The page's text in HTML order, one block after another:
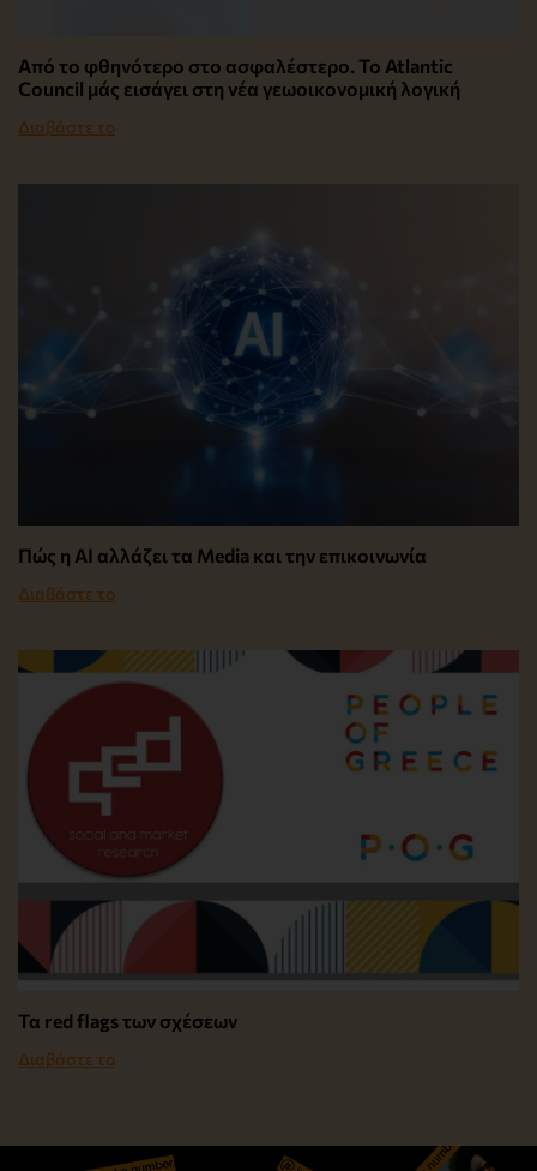
Από το φθηνότερο στο ασφαλέστερο. Το Atlantic
Council μάς εισάγει στη νέα γεωοικονομική λογική
Διαβάστε το
Πώς η AI αλλάζει τα Media και την επικοινωνία
Διαβάστε το
Τα red flags των σχέσεων
Διαβάστε το